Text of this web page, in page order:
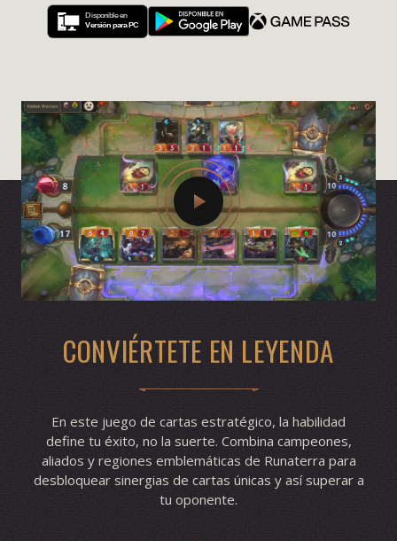
CONVIÉRTETE EN LEYENDA
En este juego de cartas estratégico, la habilidad
define tu éxito, no la suerte. Combina campeones,
aliados y regiones emblemáticas de Runaterra para
desbloquear sinergias de cartas únicas y así superar a
tu oponente.